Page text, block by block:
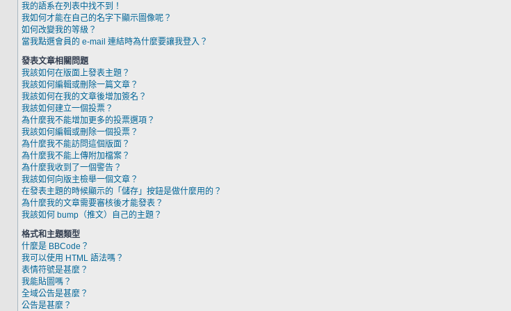
我的語系在列表中找不到！
我如何才能在自己的名字下顯示圖像呢？
如何改變我的等級？
當我點選會員的 e-mail 連結時為什麼要讓我登入？
發表文章相關問題
我該如何在版面上發表主題？
我該如何編輯或刪除一篇文章？
我該如何在我的文章後增加簽名？
我該如何建立一個投票？
為什麼我不能增加更多的投票選項？
我該如何編輯或刪除一個投票？
為什麼我不能訪問這個版面？
為什麼我不能上傳附加檔案？
為什麼我收到了一個警告？
我該如何向版主檢舉一個文章？
在發表主題的時候顯示的「儲存」按鈕是做什麼用的？
為什麼我的文章需要審核後才能發表？
我該如何 bump（推文）自己的主題？
格式和主題類型
什麼是 BBCode？
我可以使用 HTML 語法嗎？
表情符號是甚麼？
我能貼圖嗎？
全域公告是甚麼？
公告是甚麼？